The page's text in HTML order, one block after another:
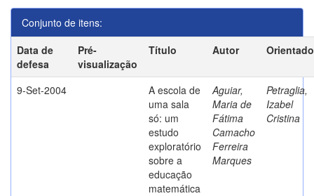
Conjunto de itens:
Data de
defesa
Pré-
visualização
Título Autor
9-Set-2004
A escola de
uma sala
só: um
estudo
exploratório
sobre a
educação
matemática
Aguiar,
Maria de
Fátima
Camacho
Ferreira
Marques
Petraglia,
Izabel
Cristina